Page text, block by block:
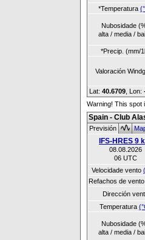
*Temperatura
Nubosidade
alta / media /
*Precip. (mm/
Valoración
Lat: 40.6709 , Lon:
Warning! This spot
Spain - Club
Previsión
IFS-HRES 9
08.08.2026
06 UTC
Velocidade vento
Refachos de vento
Dirección
Temperatura
Nubosidade
alta / media /